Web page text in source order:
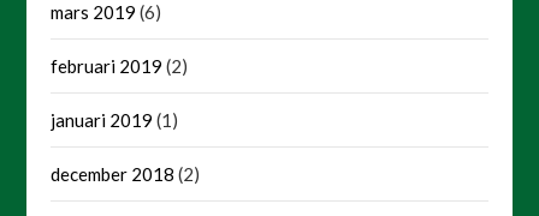
mars 2019 (6)
februari 2019 (2)
januari 2019 (1)
december 2018 (2)